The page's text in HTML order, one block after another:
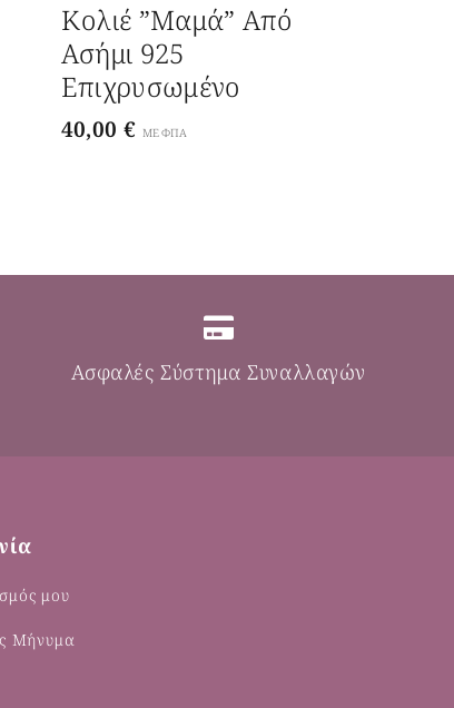
Κολιέ ”μαμά” Από
Ασήμι 925
Επιχρυσωμένο
40,00 € ΜΕ ΦΠΑ
Ασφαλές Σύστημα Συναλλαγών
μου
Μήνυμα